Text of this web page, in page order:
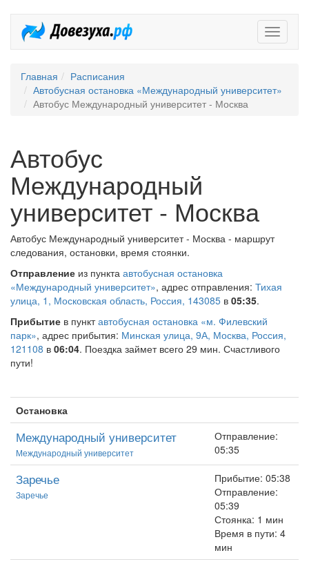
Главная
Расписания
Автобусная остановка «Международный университет»
Автобус Международный университет - Москва
Автобус
Международный
университет - Москва
Автобус Международный университет - Москва - маршрут
следования, остановки, время стоянки.
Отправление из пункта автобусная остановка
«Международный университет», адрес отправления: Тихая
улица, 1, Московская область, Россия, 143085 в 05:35.
Прибытие в пунктавтобусная остановка «м. Филевский
парк», адрес прибытия: Минская улица, 9А, Москва, Россия,
121108 в 06:04. Поездка займет всего 29 мин. Счастливого
пути!
Остановка
Международный университет
Международный университет
Отправление:
05:35
Заречье
Заречье
Прибытие: 05:38
Отправление:
05:39
Стоянка: 1 мин
Время в пути: 4
мин